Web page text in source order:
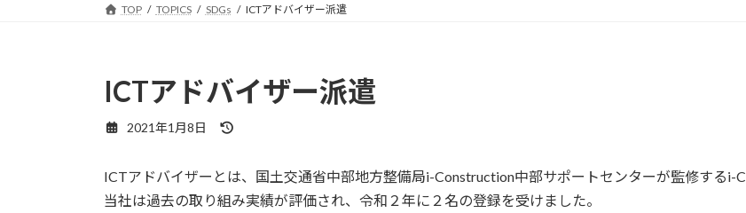
TOP TOPICS SDGs ICTアドバイザー派遣
ICTアドバイザー派遣
2021年1月8日
新
日
ICTアドバイザーとは、国土交通省中部地方整備局i-Construction中部サポートセンターが監修するi-
当社は過去の取り組み実績が評価され、令和２年に２名の登録を受けました。